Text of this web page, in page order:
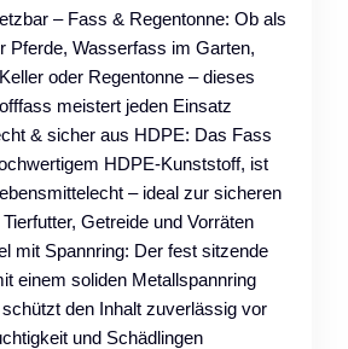
– Fass & Regentonne: Ob als
Pferde, Wasserfass im Garten,
oder Regentonne – dieses
meistert jeden Einsatz
& sicher aus HDPE: Das Fass
HDPE-Kunststoff, ist
– ideal zur sicheren
Getreide und Vorräten
mit Spannring: Der fest sitzende
einem soliden Metallspannring
den Inhalt zuverlässig vor
und Schädlingen